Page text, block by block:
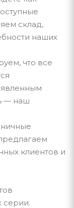
склад,
наших
что все
— наш
клиентов и
серии.